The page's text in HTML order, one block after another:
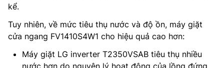
kể.
Tuy nhiên, về mức tiêu thụ nước và độ ồn, máy giặt
cửa ngang FV1410S4W1 cho hiệu quả cao hơn:
Máy giặt LG inverter T2350VSAB tiêu thụ nhiều
nước hơn do nguyên lý hoạt động của lồng đứng